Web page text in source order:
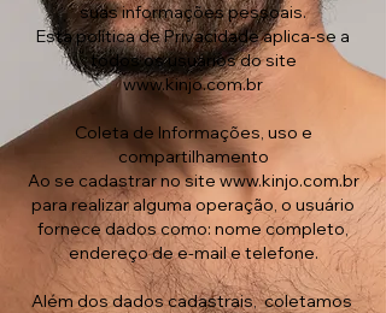
suas informações pessoais.
Esta política de Privacidade aplica-se a
todos os usuários do site
www.kinjo.com.br
Coleta de Informações, uso e
compartilhamento
Ao se cadastrar no sitewww.kinjo.com.br
para realizar alguma operação, o usuário
fornece dados como: nome completo,
endereço de e-mail e telefone.
Além dos dados cadastrais, coletamos